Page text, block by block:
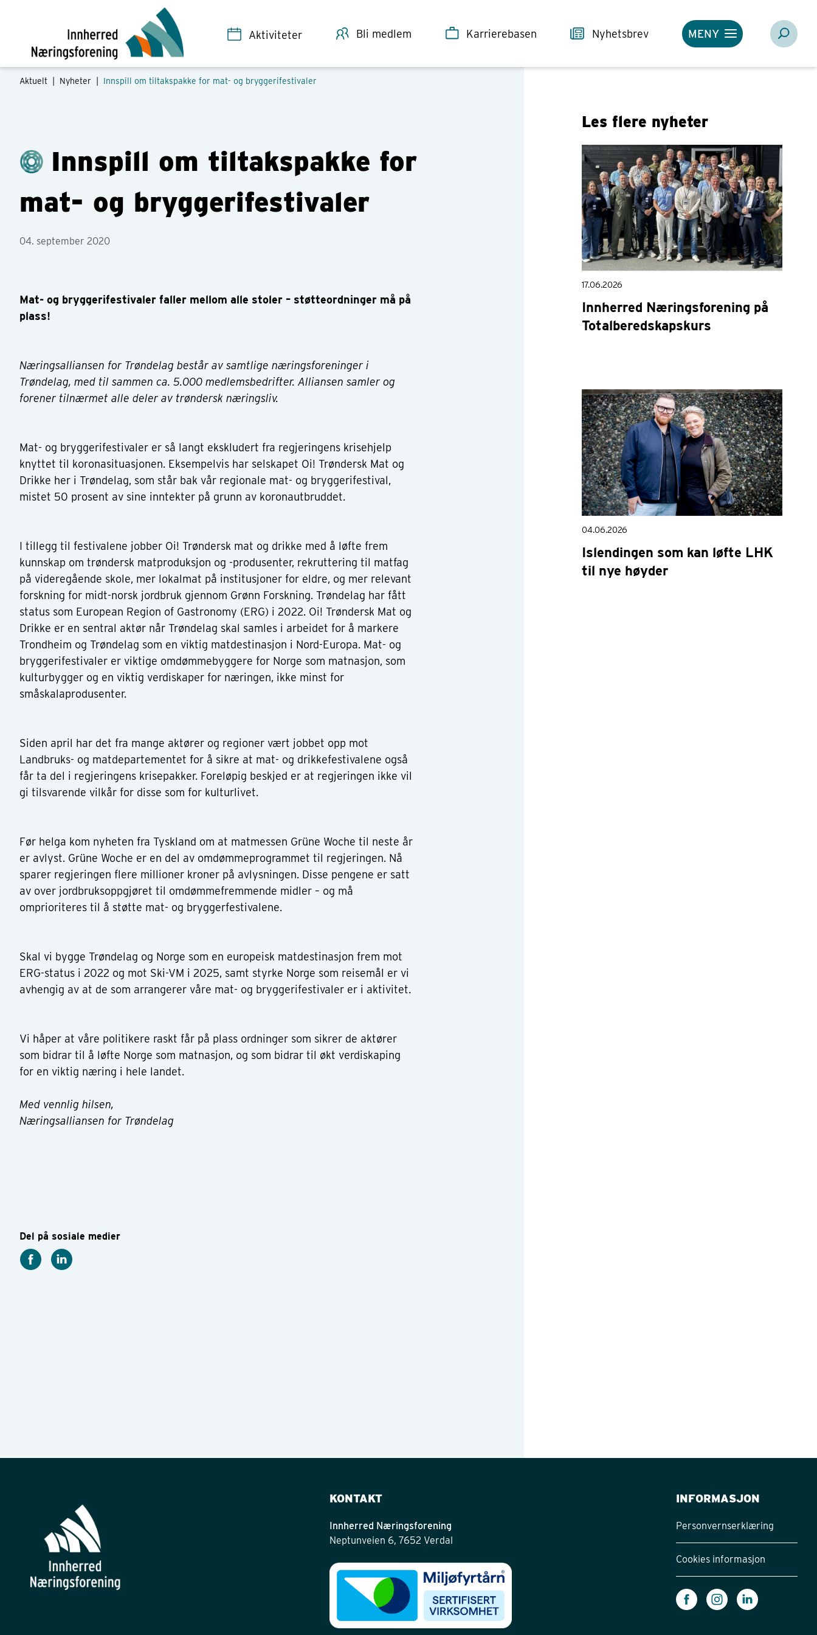
Aktiviteter Bli medlem Karrierebasen Nyhetsbrev MENY
Aktuelt | Nyheter Innspill om tiltakspakke for mat- og bryggerifestivaler
Innspill om tiltakspakke for
mat- og bryggerifestivaler
04. september 2020
Mat- og bryggerifestivaler faller mellom alle stoler – støtteordninger må på
plass!
Næringsalliansen for Trøndelag består av samtlige næringsforeninger i
Trøndelag, med til sammen ca. 5.000 medlemsbedrifter. Alliansen samler og
forener tilnærmet alle deler av trøndersk næringsliv.
Mat- og bryggerifestivaler er så langt ekskludert fra regjeringens krisehjelp
knyttet til koronasituasjonen. Eksempelvis har selskapet Oi! Trøndersk Mat og
Drikke her i Trøndelag, som står bak vår regionale mat- og bryggerifestival,
mistet 50 prosent av sine inntekter på grunn av koronautbruddet.
I tillegg til festivalene jobber Oi! Trøndersk mat og drikke med å løfte frem
kunnskap om trøndersk matproduksjon og -produsenter, rekruttering til matfag
på videregående skole, mer lokalmat på institusjoner for eldre, og mer relevant
forskning for midt-norsk jordbruk gjennom Grønn Forskning. Trøndelag har fått
status som European Region of Gastronomy (ERG) i 2022. Oi! Trøndersk Mat og
Drikke er en sentral aktør når Trøndelag skal samles i arbeidet for å markere
Trondheim og Trøndelag som en viktig matdestinasjon i Nord-Europa. Mat- og
bryggerifestivaler er viktige omdømmebyggere for Norge som matnasjon, som
kulturbygger og en viktig verdiskaper for næringen, ikke minst for
småskalaprodusenter.
Siden april har det fra mange aktører og regioner vært jobbet opp mot
Landbruks- og matdepartementet for å sikre at mat- og drikkefestivalene også
får ta del i regjeringens krisepakker. Foreløpig beskjed er at regjeringen ikke vil
gi tilsvarende vilkår for disse som for kulturlivet.
Før helga kom nyheten fra Tyskland om at matmessen Grüne Woche til neste år
er avlyst. Grüne Woche er en del av omdømmeprogrammet til regjeringen. Nå
sparer regjeringen flere millioner kroner på avlysningen. Disse pengene er satt
av over jordbruksoppgjøret til omdømmefremmende midler – og må
omprioriteres til å støtte mat- og bryggerfestivalene.
Skal vi bygge Trøndelag og Norge som en europeisk matdestinasjon frem mot
ERG-status i 2022 og mot Ski-VM i 2025, samt styrke Norge som reisemål er vi
avhengig av at de som arrangerer våre mat- og bryggerifestivaler er i aktivitet.
Vi håper at våre politikere raskt får på plass ordninger som sikrer de aktører
som bidrar til å løfte Norge som matnasjon, og som bidrar til økt verdiskaping
for en viktig næring i hele landet.
Med vennlig hilsen,
Næringsalliansen for Trøndelag
Del på sosiale medier
Les flere nyheter
17.06.2026
Innherred Næringsforening på
Totalberedskapskurs
04.06.2026
Islendingen som kan løfte LHK
til nye høyder
KONTAKT
Innherred Næringsforening
Neptunveien 6, 7652 Verdal
INFORMASJON
Personvernserklæring
Cookies informasjon